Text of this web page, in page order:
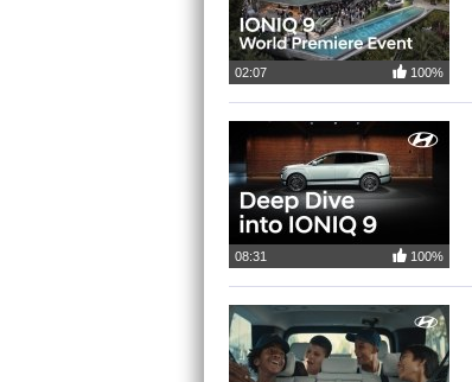
02:07 100%
08:31 100%